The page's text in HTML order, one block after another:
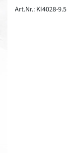
Art.Nr.: KI4028-9.5